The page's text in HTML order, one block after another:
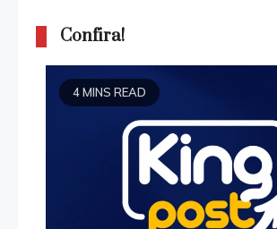
Confira!
4 MINS READ